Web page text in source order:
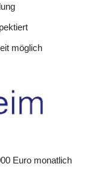
möglich
Euro monatlich